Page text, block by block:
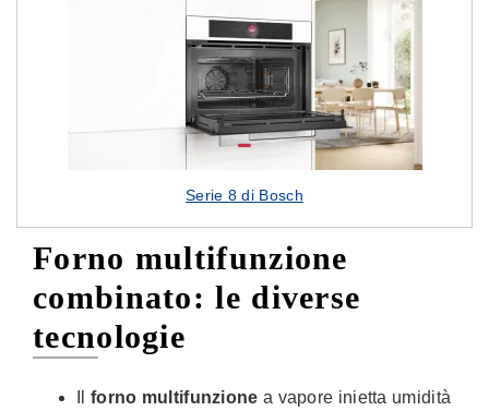
Serie 8 di Bosch
Forno multifunzione
combinato: le diverse
tecnologie
forno multifunzione a vapore inietta umidità